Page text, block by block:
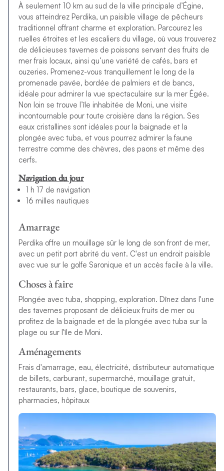
À seulement 10 km au sud de la ville principale d’Égine,
vous atteindrez Perdika, un paisible village de pêcheurs
traditionnel offrant charme et exploration. Parcourez les
ruelles étroites et les escaliers du village, où vous trouverez
de délicieuses tavernes de poissons servant des fruits de
mer frais locaux, ainsi qu’une variété de cafés, bars et
ouzeries. Promenez-vous tranquillement le long de la
promenade pavée, bordée de palmiers et de bancs,
idéale pour admirer la vue spectaculaire sur la mer Égée.
Non loin se trouve l’île inhabitée de Moni, une visite
incontournable pour toute croisière dans la région. Ses
eaux cristallines sont idéales pour la baignade et la
plongée avec tuba, et vous pourrez admirer la faune
terrestre comme des chèvres, des paons et même des
cerfs.
Navigation du jour
1 h 17 de navigation
16 milles nautiques
Amarrage
Perdika offre un mouillage sûr le long de son front de mer,
avec un petit port abrité du vent. C'est un endroit paisible
avec vue sur le golfe Saronique et un accès facile à la ville.
Choses à faire
Plongée avec tuba, shopping, exploration. Dînez dans l'une
des tavernes proposant de délicieux fruits de mer ou
profitez de la baignade et de la plongée avec tuba sur la
plage ou sur l'île de Moni.
Aménagements
Frais d'amarrage, eau, électricité, distributeur automatique
de billets, carburant, supermarché, mouillage gratuit,
restaurants, bars, glace, boutique de souvenirs,
pharmacies, hôpitaux